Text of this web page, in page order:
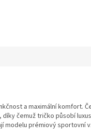
a maximální komfort.
čemuž tričko působí
modelu prémiový sportovní